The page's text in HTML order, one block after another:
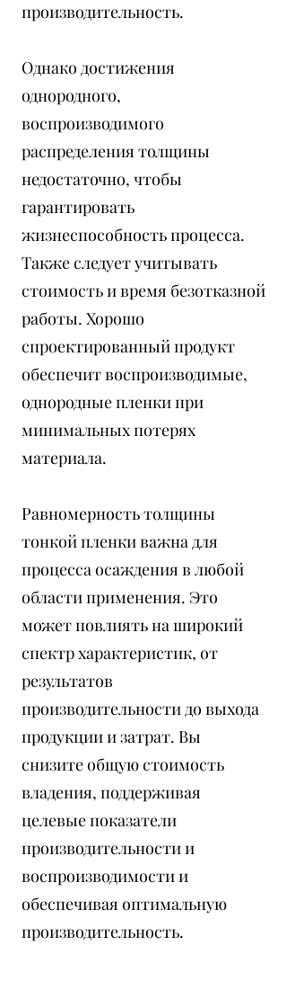
производительность.
Однако достижения
однородного,
воспроизводимого
распределения толщины
недостаточно, чтобы
гарантировать
жизнеспособность процесса.
Также следует учитывать
стоимость и время безотказной
работы. Хорошо
спроектированный продукт
обеспечит воспроизводимые,
однородные пленки при
минимальных потерях
материала.
Равномерность толщины
тонкой пленки важна для
процесса осаждения в любой
области применения. Это
может повлиять на широкий
спектр характеристик, от
результатов
производительности до выхода
продукции и затрат. Вы
снизите общую стоимость
владения, поддерживая
целевые показатели
производительности и
воспроизводимости и
обеспечивая оптимальную
производительность.